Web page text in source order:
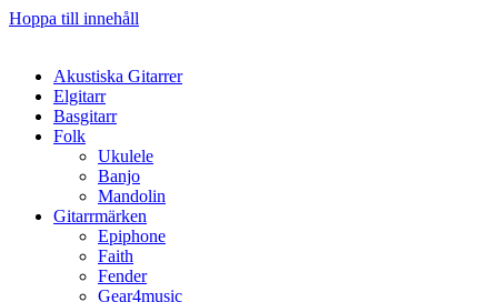
Hoppa till innehåll
Akustiska Gitarrer
Elgitarr
Basgitarr
Folk
Ukulele
Banjo
Mandolin
Gitarrmärken
Epiphone
Faith
Fender
Gear4music